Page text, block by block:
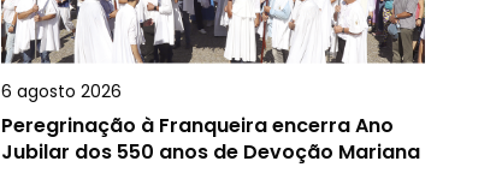
6 agosto 2026
Peregrinação à Franqueira encerra Ano
Jubilar dos 550 anos de Devoção Mariana